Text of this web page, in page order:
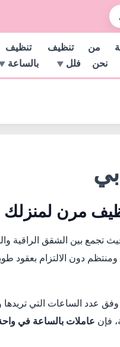
من
نحن
تنظيف
فلل
تنظيف
بالساعة
مرن لمنزلك
تجمع بين الشقق الراقية
دون الالتزام بعقود
عدد الساعات التي تريدها
فإن عاملات بالساعة في